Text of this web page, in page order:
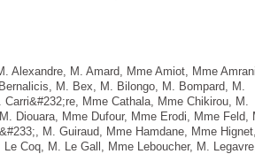
Alexandre, M. Amard, Mme Amiot, Mme
M. Bex, M. Bilongo, M. Bompard, M.
Mme Cathala, Mme Chikirou, M.
Diouara, Mme Dufour, Mme Erodi, Mme Feld,
M. Guiraud, Mme Hamdane, Mme
Coq, M. Le Gall, Mme Leboucher, M.